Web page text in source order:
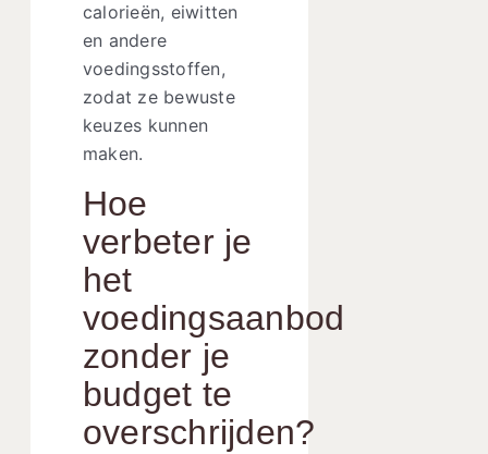
calorieën, eiwitten
en andere
voedingsstoffen,
zodat ze bewuste
keuzes kunnen
maken.
Hoe
verbeter je
het
voedingsaanbod
zonder je
budget te
overschrijden?